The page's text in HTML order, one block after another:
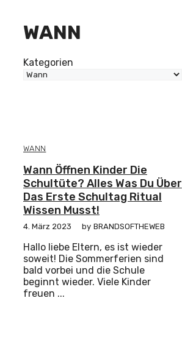
WANN
Kategorien
WANN
Wann Öffnen Kinder Die
Schultüte? Alles Was Du Über
Das Erste Schultag Ritual
Wissen Musst!
4. März 2023 by BRANDSOFTHEWEB
Hallo liebe Eltern, es ist wieder
soweit! Die Sommerferien sind
bald vorbei und die Schule
beginnt wieder. Viele Kinder
freuen ...